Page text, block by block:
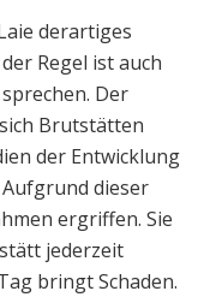
derartiges
Regel ist auch
Der
Brutstätten
der Entwicklung
Aufgrund dieser
ergriffen. Sie
jederzeit
bringt Schaden.